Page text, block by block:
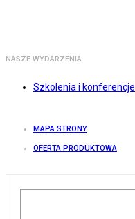
NASZE WYDARZENIA
Szkolenia i konferencje
MAPA STRONY
OFERTA PRODUKTOWA